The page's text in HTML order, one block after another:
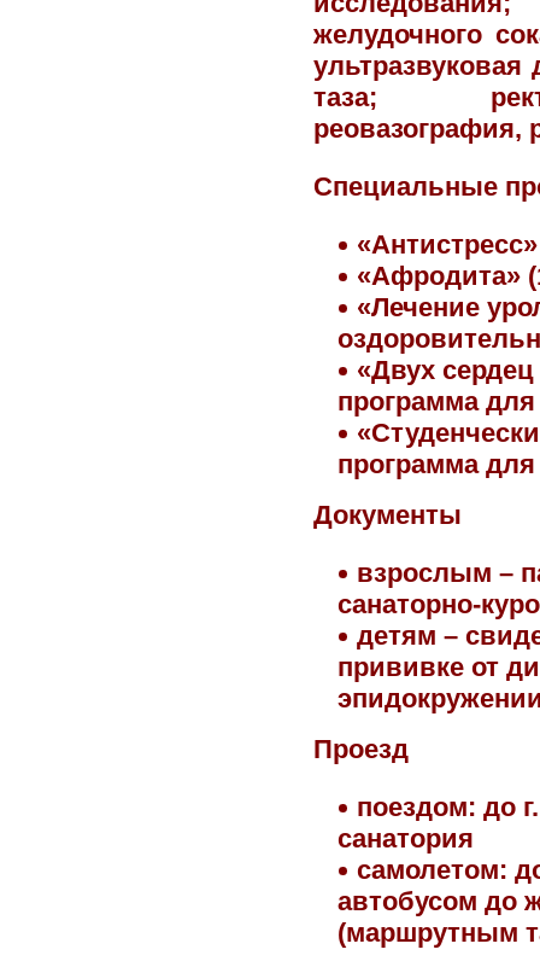
желудочного
таза;
реовазография,
Специальные
«Афродита»
«Лечение
«Двух
программа
программа для
Документы
взрослым –
санаторно-
детям –
прививке от
Проезд
поездом: до
санатория
самолетом:
автобусом до
(маршрутным